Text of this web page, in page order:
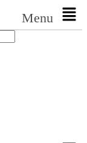
Menu